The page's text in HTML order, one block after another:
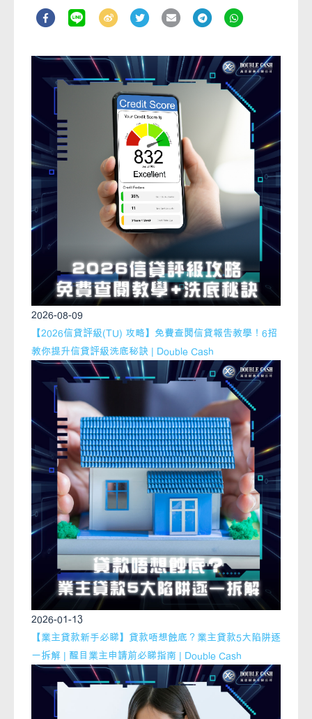
2026-08-09
【2026信貸評級(TU) 攻略】免費查閱信貸報告教學！6招
教你提升信貸評級洗底秘訣 | Double Cash
2026-01-13
【業主貸款新手必睇】貸款唔想蝕底？業主貸款5大陷阱逐
一拆解 | 醒目業主申請前必睇指南 | Double Cash